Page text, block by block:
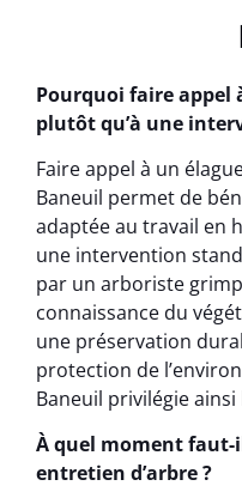
Pourquoi faire appel
plutôt qu’à une
Faire appel à un
Baneuil permet de
adaptée au travail en
une intervention
par un arboriste
connaissance du
une préservation
protection de
Baneuil privilégie
À quel moment faut-
entretien d’arbre ?